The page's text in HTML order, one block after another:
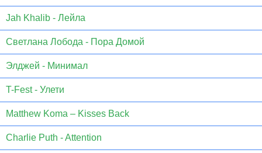
Jah Khalib - Лейла
Светлана Лобода - Пора Домой
Элджей - Минимал
T-Fest - Улети
Matthew Koma – Kisses Back
Charlie Puth - Attention